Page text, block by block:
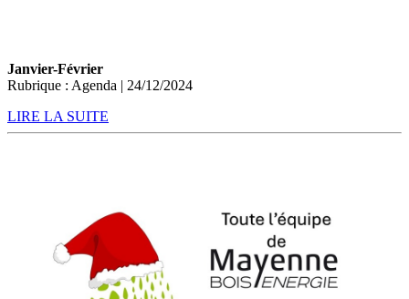
Janvier-Février
Rubrique : Agenda | 24/12/2024
LIRE LA SUITE